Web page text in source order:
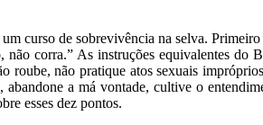
curso de sobrevivência na selva.
corra.” As instruções equivalentes do
roube, não pratique atos sexuais
a má vontade, cultive o
esses dez pontos.